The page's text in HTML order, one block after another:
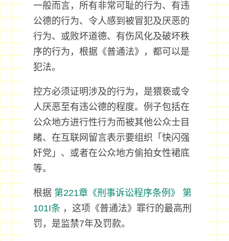
一般而言，所有非常可耻的行为、有违
公德的行为、令人感到被冒犯及厌恶的
行为、或败坏道德、有伤风化及破坏秩
序的行为，根据《普通法》，都可以是
犯法。
控方必须证明涉及的行为，是猥亵或令
人厌恶至有违公德的程度。例子包括在
公众地方进行性行为而被其他公众士目
睹、在互联网留言表示要组织「快闪强
奸党」、或者在公众地方偷拍女性裙底
等。
根据 第221章《刑事诉讼程序条例》
第
101I条，这项《普通法》罪行的最高刑
罚，是监禁7年及罚款。